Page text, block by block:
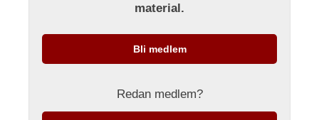
material.
Bli medlem
Redan medlem?